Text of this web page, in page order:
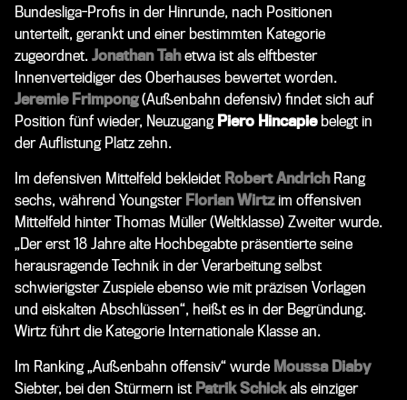
Bundesliga-Profis in der Hinrunde, nach Positionen
unterteilt, gerankt und einer bestimmten Kategorie
zugeordnet. Jonathan Tahetwa ist als elftbester
Innenverteidiger des Oberhauses bewertet worden.
Jeremie Frimpong(Außenbahn defensiv) findet sich auf
Position fünf wieder, Neuzugang Piero Hincapiebelegt in
der Auflistung Platz zehn.
Im defensiven Mittelfeld bekleidet Robert AndrichRang
sechs, während Youngster Florian Wirtzim offensiven
Mittelfeld hinter Thomas Müller (Weltklasse) Zweiter wurde.
„Der erst 18 Jahre alte Hochbegabte präsentierte seine
herausragende Technik in der Verarbeitung selbst
schwierigster Zuspiele ebenso wie mit präzisen Vorlagen
und eiskalten Abschlüssen“, heißt es in der Begründung.
Wirtz führt die Kategorie Internationale Klasse an.
Im Ranking „Außenbahn offensiv“ wurde Moussa Diaby
Siebter, bei den Stürmern ist Patrik Schickals einziger